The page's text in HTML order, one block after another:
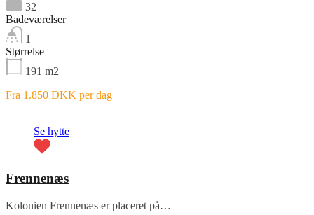
32
Badeværelser
1
Størrelse
191 m2
Fra 1.850 DKK per dag
Se hytte
Frennenæs
Kolonien Frennenæs er placeret på…